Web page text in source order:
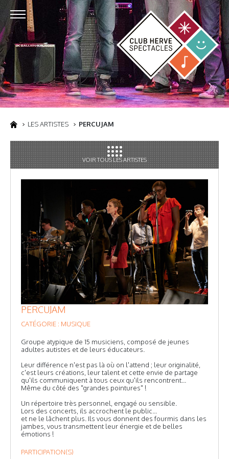
LES ARTISTES PERCUJAM
VOIR TOUS LES ARTISTES
PERCUJAM
CATÉGORIE : MUSIQUE
Groupe atypique de 15 musiciens, composé de jeunes
adultes autistes et de leurs éducateurs.
Leur différence n'est pas là où on l'attend ; leur originalité,
c'est leurs créations, leur talent et cette envie de partage
qu'ils communiquent à tous ceux qu'ils rencontrent...
Même du côté des "grandes pointures" !
Un répertoire très personnel, engagé ou sensible.
Lors des concerts, ils accrochent le public...
et ne le lâchent plus. Ils vous donnent des fourmis dans les
jambes, vous transmettent leur énergie et de belles
émotions !
PARTICIPATION(S)